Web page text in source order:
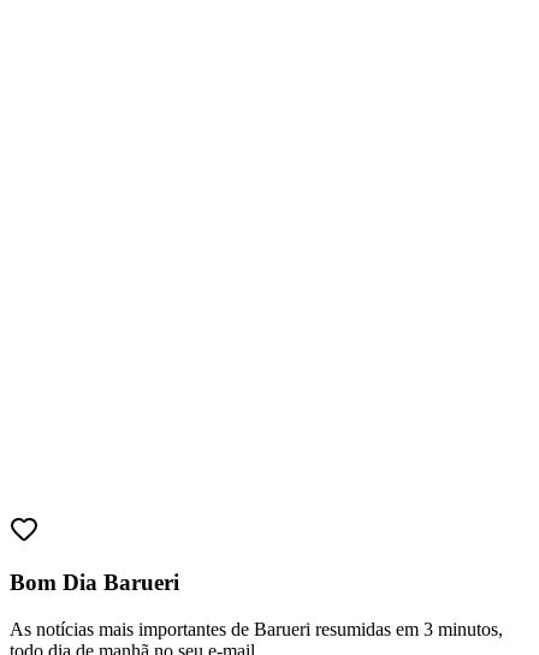
Bom Dia Barueri
As notícias mais importantes de Barueri resumidas em 3 minutos,
todo dia de manhã no seu e-mail.